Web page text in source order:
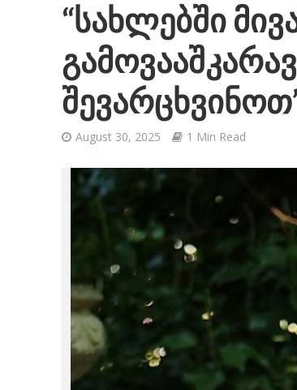
“სახლებში
August 30, 2025 1 Min Read